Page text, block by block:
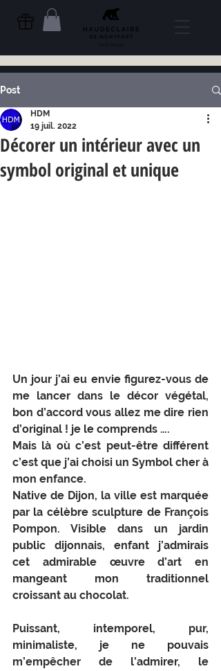
Post
Décorer un intérieur avec un
symbol original et unique
HDM
19 juil. 2022
Un jour j’ai eu envie figurez-vous de
me lancer dans le décor végétal,
bon d’accord vous allez me dire rien
d’original ! je le comprends ….
Mais là où c’est peut-être différent
c’est que j’ai choisi un Symbol cher à
mon enfance.
Native de Dijon, la ville est marquée
par la célèbre sculpture de François
Pompon. Visible dans un jardin
public dijonnais, enfant j’admirais
cet admirable œuvre d’art en
mangeant mon traditionnel
croissant au chocolat.
Puissant, intemporel, pur,
minimaliste, je ne pouvais
m’empêcher de l’admirer, le